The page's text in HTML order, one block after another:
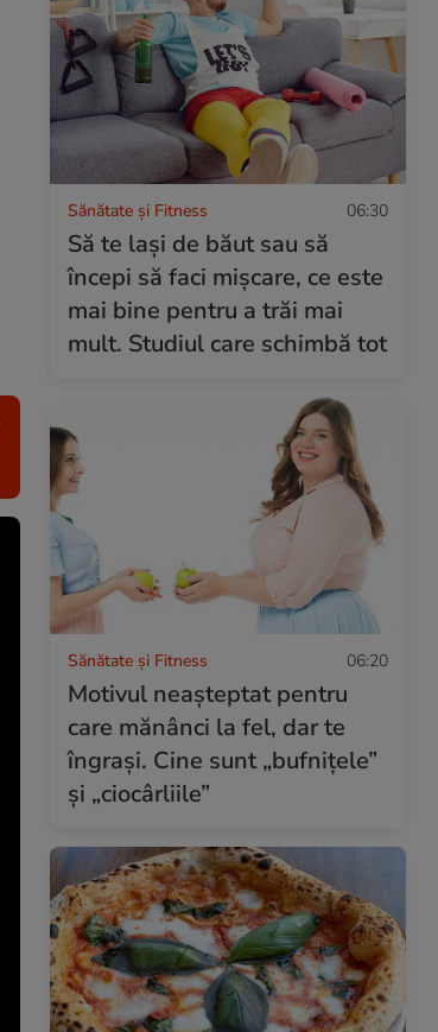
Sănătate și Fitness 06:30
Să te lași de băut sau să
începi să faci mișcare, ce este
mai bine pentru a trăi mai
mult. Studiul care schimbă tot
Sănătate și Fitness 06:20
Motivul neașteptat pentru
care mănânci la fel, dar te
îngrași. Cine sunt „bufnițele”
și „ciocârliile”